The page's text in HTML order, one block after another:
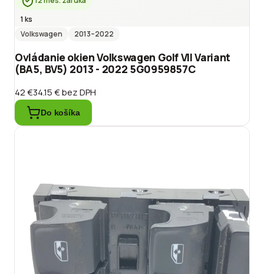
1 ks
Volkswagen
2013–2022
Ovládanie okien Volkswagen Golf VII Variant
(BA5, BV5) 2013 - 2022 5G0959857C
42 €34.15 €bez DPH
Do košíka